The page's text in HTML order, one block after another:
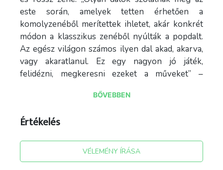
este során, amelyek tetten érhetően a
komolyzenéből merítettek ihletet, akár konkrét
módon a klasszikus zenéből nyúlták a popdalt.
Az egész világon számos ilyen dal akad, akarva,
vagy akaratlanul. Ez egy nagyon jó játék,
felidézni, megkeresni ezeket a műveket” –
társszerkesztője, Fáy Miklós pedig így járja
fejében, vagy lehet, hogy nem is motoszkál, épp
slágert, amire ezrek és milliók sírják tele a
párnájukat. És nem jön a megoldás, és hiába a
BŐVEBBEN
Értékelés
VÉLEMÉNY ÍRÁSA